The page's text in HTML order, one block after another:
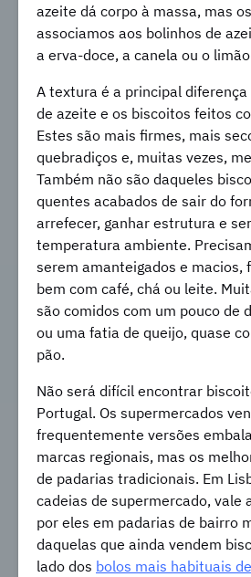
azeite dá corpo à massa, mas
associamos aos bolinhos de
a erva-doce, a canela ou o
A textura é a principal
de azeite e os biscoitos feitos
Estes são mais firmes, mais
quebradiços e, muitas vezes,
Também não são daqueles
quentes acabados de sair do
arrefecer, ganhar estrutura e
temperatura ambiente.
serem amanteigados e macios,
bem com café, chá ou leite.
são comidos com um pouco de
ou uma fatia de queijo, quase
pão.
Não será difícil encontrar
Portugal. Os supermercados
frequentemente versões
marcas regionais, mas os
de padarias tradicionais. Em
cadeias de supermercado, vale
por eles em padarias de bairro
daquelas que ainda vendem
lado dos bolos mais habituais